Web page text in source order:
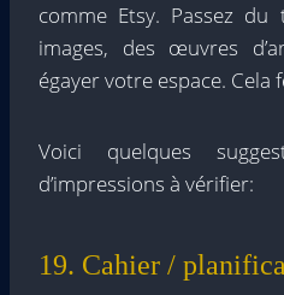
comme Etsy. Passez
images, des œuvres
égayer votre espace.
Voici quelques
d’impressions à vérifier:
19. Cahier /